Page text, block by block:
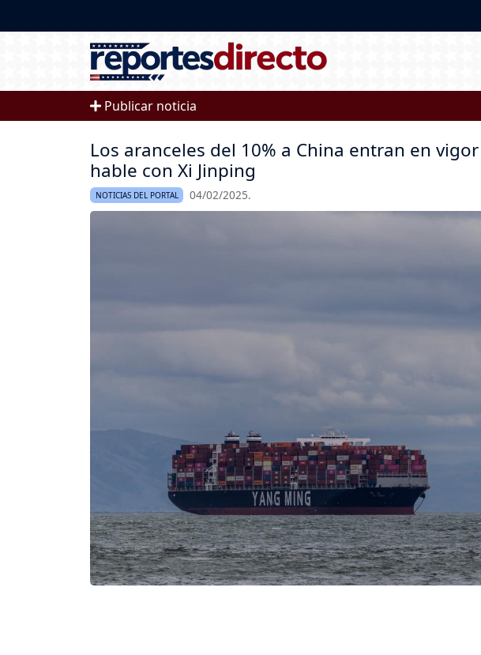
Publicar noticia
Los aranceles del 10% a China entran en
hable con Xi Jinping
NOTICIAS DEL PORTAL 04/02/2025.
Imagen